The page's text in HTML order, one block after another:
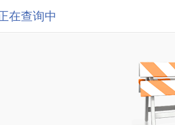
在查询中